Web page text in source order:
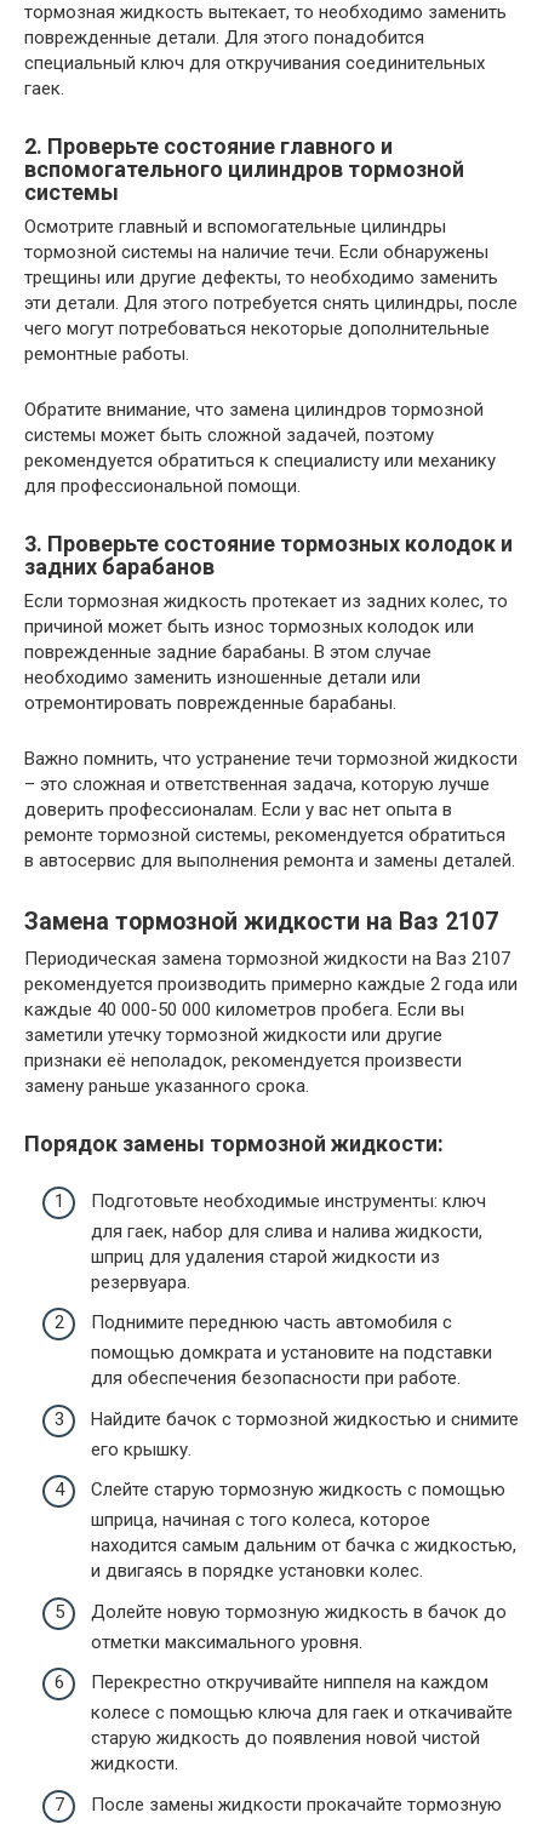
тормозная жидкость вытекает, то необходимо заменить
поврежденные детали. Для этого понадобится
специальный ключ для откручивания соединительных
гаек.
2. Проверьте состояние главного и
вспомогательного цилиндров тормозной
системы
Осмотрите главный и вспомогательные цилиндры
тормозной системы на наличие течи. Если обнаружены
трещины или другие дефекты, то необходимо заменить
эти детали. Для этого потребуется снять цилиндры, после
чего могут потребоваться некоторые дополнительные
ремонтные работы.
Обратите внимание, что замена цилиндров тормозной
системы может быть сложной задачей, поэтому
рекомендуется обратиться к специалисту или механику
для профессиональной помощи.
3. Проверьте состояние тормозных колодок и
задних барабанов
Если тормозная жидкость протекает из задних колес, то
причиной может быть износ тормозных колодок или
поврежденные задние барабаны. В этом случае
необходимо заменить изношенные детали или
отремонтировать поврежденные барабаны.
Важно помнить, что устранение течи тормозной жидкости
– это сложная и ответственная задача, которую лучше
доверить профессионалам. Если у вас нет опыта в
ремонте тормозной системы, рекомендуется обратиться
в автосервис для выполнения ремонта и замены деталей.
Замена тормозной жидкости на Ваз 2107
Периодическая замена тормозной жидкости на Ваз 2107
рекомендуется производить примерно каждые 2 года или
каждые 40 000-50 000 километров пробега. Если вы
заметили утечку тормозной жидкости или другие
признаки её неполадок, рекомендуется произвести
замену раньше указанного срока.
Порядок замены тормозной жидкости:
Подготовьте необходимые инструменты: ключ
для гаек, набор для слива и налива жидкости,
шприц для удаления старой жидкости из
резервуара.
Поднимите переднюю часть автомобиля с
помощью домкрата и установите на подставки
для обеспечения безопасности при работе.
Найдите бачок с тормозной жидкостью и снимите
его крышку.
Слейте старую тормозную жидкость с помощью
шприца, начиная с того колеса, которое
находится самым дальним от бачка с жидкостью,
и двигаясь в порядке установки колес.
Долейте новую тормозную жидкость в бачок до
отметки максимального уровня.
Перекрестно откручивайте ниппеля на каждом
колесе с помощью ключа для гаек и откачивайте
старую жидкость до появления новой чистой
жидкости.
После замены жидкости прокачайте тормозную